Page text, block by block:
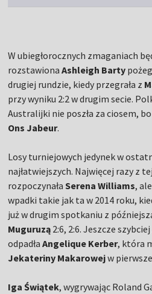
W ubiegłorocznych zmaganiach
rozstawionaAshleigh Barty
drugiej rundzie, kiedy przegrała z
przy wyniku 2:2 w drugim secie.
Australijki nie poszła za ciosem,
Ons Jabeur.
Losy turniejowych jedynek w
najłatwiejszych. Najwięcej razy z
rozpoczynałaSerena Williams,
wpadki takie jak ta w 2014 roku,
już w drugim spotkaniu z
Muguruzą 2:6, 2:6. Jeszcze
odpadłaAngelique Kerber, która
Jekateriny Makarowejw
Iga Świątek, wygrywając Roland